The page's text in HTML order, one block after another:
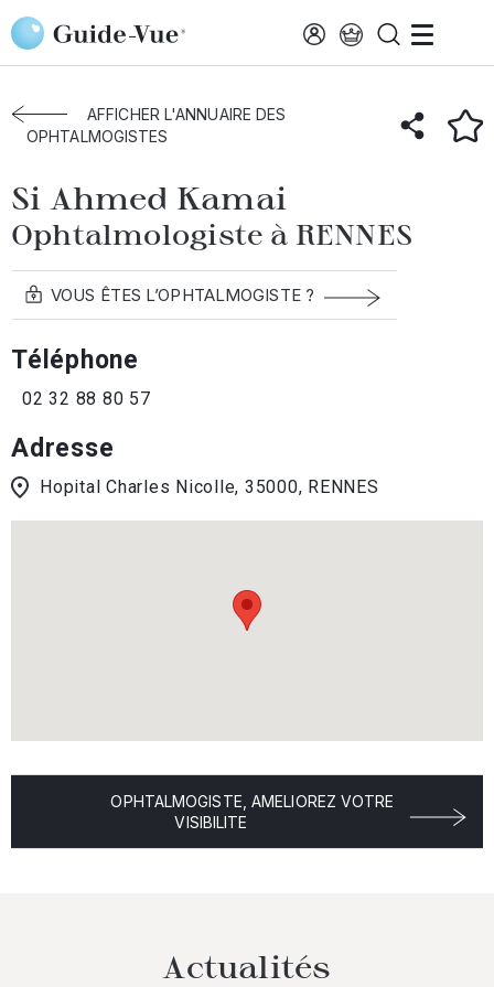
Aller au contenu principal
Accueil Annuaire des ophtalmologistes
Rennes
Si Ahmed Kamai
AFFICHER L'ANNUAIRE DES
OPHTALMOGISTES
Si Ahmed Kamai
Ophtalmologiste à RENNES
VOUS ÊTES L’OPHTALMOGISTE ?
Téléphone
02 32 88 80 57
Adresse
Hopital Charles Nicolle, 35000, RENNES
OPHTALMOGISTE, AMELIOREZ VOTRE
VISIBILITE
Actualités